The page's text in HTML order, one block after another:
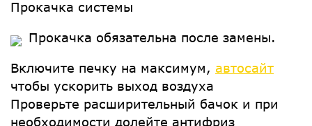
Прокачка системы
Прокачка обязательна после замены.
Включите печку на максимум, автосайт
чтобы ускорить выход воздуха
Проверьте расширительный бачок и при
необходимости долейте антифриз